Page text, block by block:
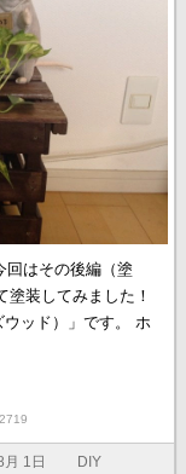
回はその後編（塗
装してみました！
ッド）」です。 ホ
2719
1日 DIY